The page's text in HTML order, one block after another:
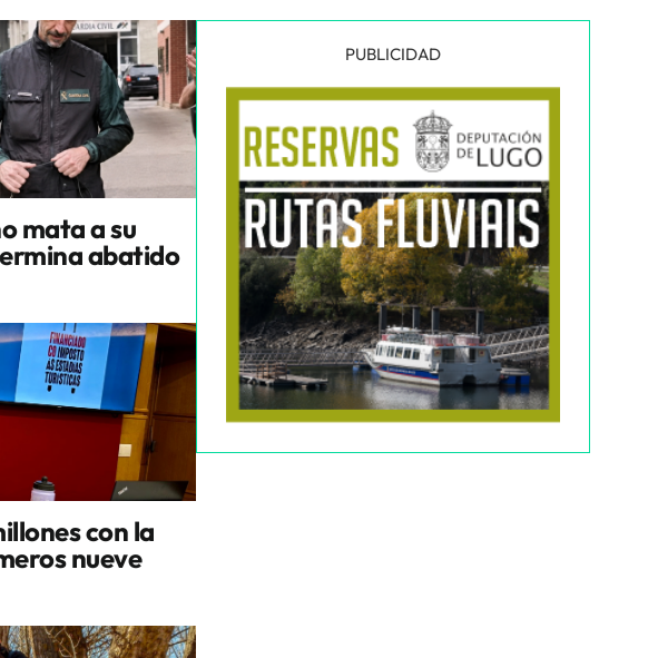
mata a su
abatido
con la
nueve
PUBLICIDAD